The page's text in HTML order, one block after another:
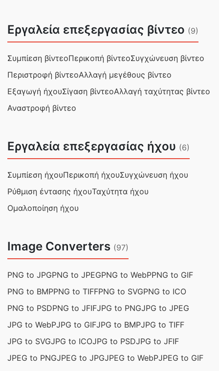
Εργαλεία επεξεργασίας βίντεο (9)
Συμπίεση βίντεοΠερικοπή βίντεοΣυγχώνευση βίντεο
Περιστροφή βίντεοΑλλαγή μεγέθους βίντεο
Εξαγωγή ήχουΣίγαση βίντεοΑλλαγή ταχύτητας βίντεο
Αναστροφή βίντεο
Εργαλεία επεξεργασίας ήχου (6)
Συμπίεση ήχουΠερικοπή ήχουΣυγχώνευση ήχου
Ρύθμιση έντασης ήχουΤαχύτητα ήχου
Ομαλοποίηση ήχου
Image Converters (97)
PNG to JPGPNG to JPEGPNG to WebPPNG to GIF
PNG to BMPPNG to TIFFPNG to SVGPNG to ICO
PNG to PSDPNG to JFIFJPG to PNGJPG to JPEG
JPG to WebPJPG to GIFJPG to BMPJPG to TIFF
JPG to SVGJPG to ICOJPG to PSDJPG to JFIF
JPEG to PNGJPEG to JPGJPEG to WebPJPEG to GIF